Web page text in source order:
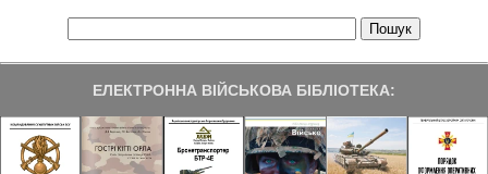
ЕЛЕКТРОННА ВІЙСЬКОВА БІБЛІОТЕКА: